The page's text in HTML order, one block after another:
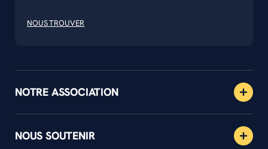
NOUS TROUVER
NOTRE ASSOCIATION
NOUS SOUTENIR